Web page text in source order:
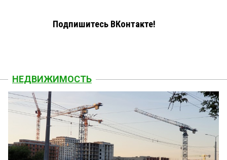
Подпишитесь ВКонтакте!
НЕДВИЖИМОСТЬ